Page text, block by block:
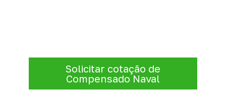
Solicitar cotação de
Compensado Naval